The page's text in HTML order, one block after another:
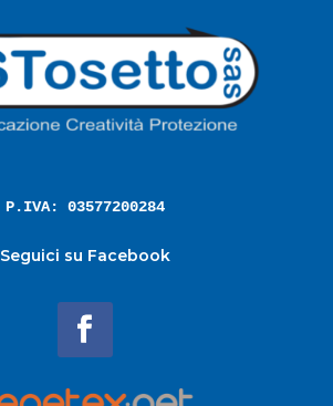
P.IVA: 03577200284
Seguici su Facebook